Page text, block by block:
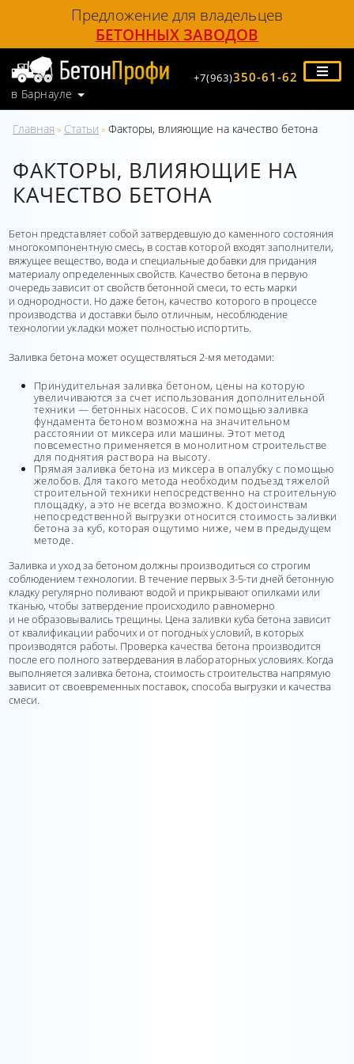
Предложение для владельцев
БЕТОННЫХ ЗАВОДОВ
в Барнауле
+7(963)350-61-62
Главная » Статьи » Факторы, влияющие на качество бетона
ФАКТОРЫ, ВЛИЯЮЩИЕ НА
КАЧЕСТВО БЕТОНА
Бетон представляет собой затвердевшую до каменного состояния
многокомпонентную смесь, в состав которой входят заполнители,
вяжущее вещество, вода и специальные добавки для придания
материалу определенных свойств. Качество бетона в первую
очередь зависит от свойств бетонной смеси, то есть марки
и однородности. Но даже бетон, качество которого в процессе
производства и доставки было отличным, несоблюдение
технологии укладки может полностью испортить.
Заливка бетона может осуществляться 2-мя методами:
Принудительная заливка бетоном, цены на которую
увеличиваются за счет использования дополнительной
техники — бетонных насосов. С их помощью заливка
фундамента бетоном возможна на значительном
расстоянии от миксера или машины. Этот метод
повсеместно применяется в монолитном строительстве
для поднятия раствора на высоту.
Прямая заливка бетона из миксера в опалубку с помощью
желобов. Для такого метода необходим подъезд тяжелой
строительной техники непосредственно на строительную
площадку, а это не всегда возможно. К достоинствам
непосредственной выгрузки относится стоимость заливки
бетона за куб, которая ощутимо ниже, чем в предыдущем
методе.
Заливка и уход за бетоном должны производиться со строгим
соблюдением технологии. В течение первых 3-5-ти дней бетонную
кладку регулярно поливают водой и прикрывают опилками или
тканью, чтобы затвердение происходило равномерно
и не образовывались трещины. Цена заливки куба бетона зависит
от квалификации рабочих и от погодных условий, в которых
производятся работы. Проверка качества бетона производится
после его полного затвердевания в лабораторных условиях. Когда
выполняется заливка бетона, стоимость строительства напрямую
зависит от своевременных поставок, способа выгрузки и качества
смеси.